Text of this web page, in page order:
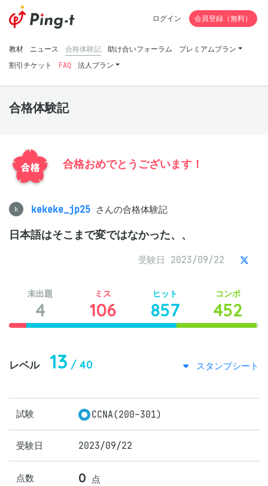
教材 ニュース 合格体験記 助け合いフォーラム
プレミアムプラン
割引チケット
FAQ 法人プラン
ログイン 会員登録（無料）
合格体験記
合格おめでとうございます！
k kekeke_jp25 さんの合格体験記
日本語はそこまで変ではなかった、、
受験日 2023/09/22
未出題
4
ミス
106
ヒット
857
コンボ
452
レベル 13 / 40 スタンプシート
試験 CCNA(200-301)
受験日 2023/09/22
点数 0 点